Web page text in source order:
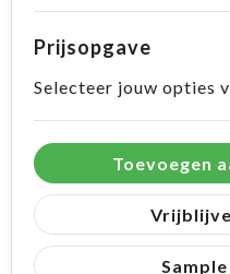
Prijsopgave
Selecteer jouw opties
Toevoegen